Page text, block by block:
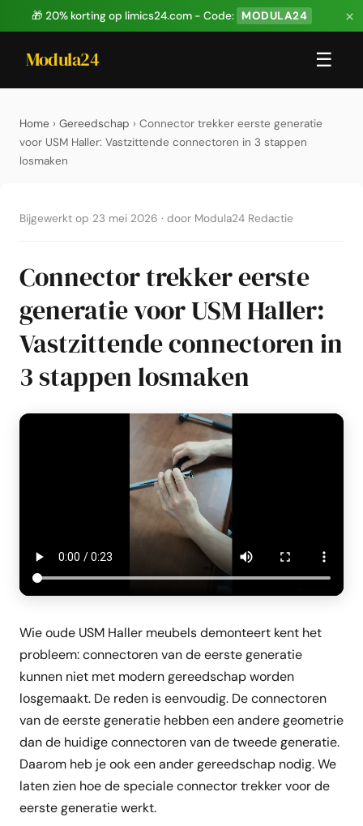
🎁 20% korting op limics24.com - Code: MODULA24 ×
Modula24 ☰
Home › Gereedschap › Connector trekker eerste generatie
voor USM Haller: Vastzittende connectoren in 3 stappen
losmaken
Bijgewerkt op 23 mei 2026 · door Modula24 Redactie
Connector trekker eerste
generatie voor USM Haller:
Vastzittende connectoren in
3 stappen losmaken
Wie oude USM Haller meubels demonteert kent het
probleem: connectoren van de eerste generatie
kunnen niet met modern gereedschap worden
losgemaakt. De reden is eenvoudig. De connectoren
van de eerste generatie hebben een andere geometrie
dan de huidige connectoren van de tweede generatie.
Daarom heb je ook een ander gereedschap nodig. We
laten zien hoe de speciale connector trekker voor de
eerste generatie werkt.